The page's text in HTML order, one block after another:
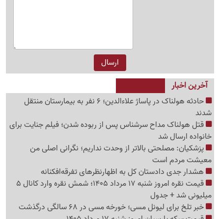
آخرین اخبار
حادثه هولناک در پاساژ علاءالدین؛ 6 نفر به بیمارستان منتقل
شدند
قتل هولناک مداح سرشناس پس از ربوده شدن؛ فیلم جنایت برای
خانواده ارسال شد
پزشکیان: مصلحتی بالاتر از وحدت نداریم؛ نگرانی اصلی من
معیشت مردم است
هشدار جدی دادستان کل به اظهارنظرهای تفرقه‌افکنانه
قیمت نقره امروز شنبه 17 مرداد 1405؛ شمش نقره وارد کانال 5
میلیونی شد + جدول
خبر تلخ برای لیونل مسی؛ خورخه مسی در 68 سالگی درگذشت